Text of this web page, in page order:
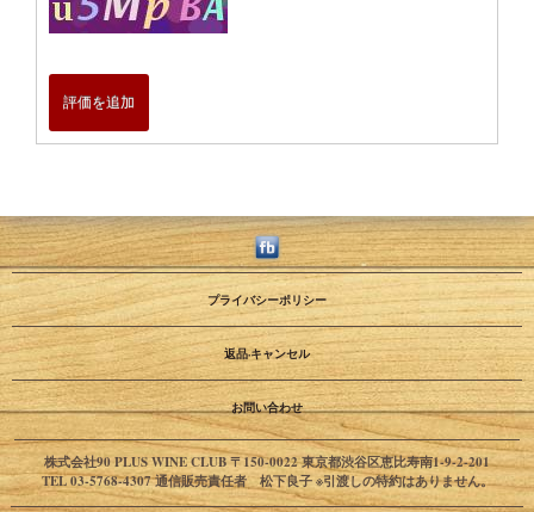
評価を追加
プライバシーポリシー
返品·キャンセル
お問い合わせ
株式会社90 PLUS WINE CLUB 〒150-0022 東京都渋谷区恵比寿南1-9-2-201
TEL 03-5768-4307 通信販売責任者 松下良子 ※引渡しの特約はありません。